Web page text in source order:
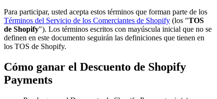
Para participar, usted acepta estos términos que forman parte de los
Términos del Servicio de los Comerciantes de Shopify (los "TOS
de Shopify"). Los términos escritos con mayúscula inicial que no se
definen en este documento seguirán las definiciones que tienen en
los TOS de Shopify.
Cómo ganar el Descuento de Shopify
Payments